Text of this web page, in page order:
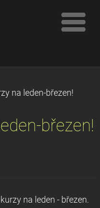
na leden-březen!
březen!
na leden - březen.